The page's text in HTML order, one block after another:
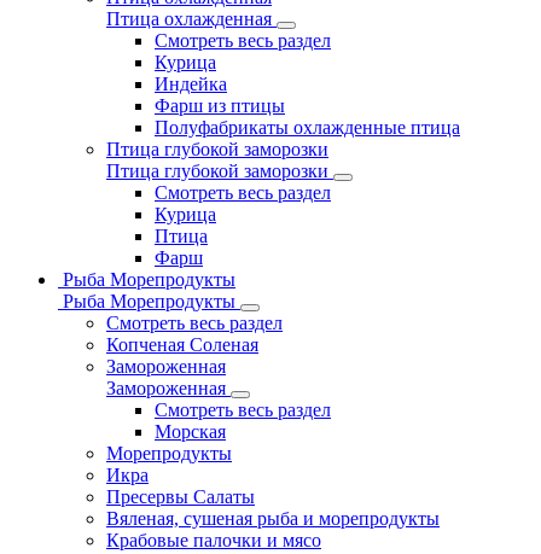
Птица охлажденная
Смотреть весь раздел
Курица
Индейка
Фарш из птицы
Полуфабрикаты охлажденные птица
Птица глубокой заморозки
Птица глубокой заморозки
Смотреть весь раздел
Курица
Птица
Фарш
Рыба Морепродукты
Рыба Морепродукты
Смотреть весь раздел
Копченая Соленая
Замороженная
Замороженная
Смотреть весь раздел
Морская
Морепродукты
Икра
Пресервы Салаты
Вяленая, сушеная рыба и морепродукты
Крабовые палочки и мясо